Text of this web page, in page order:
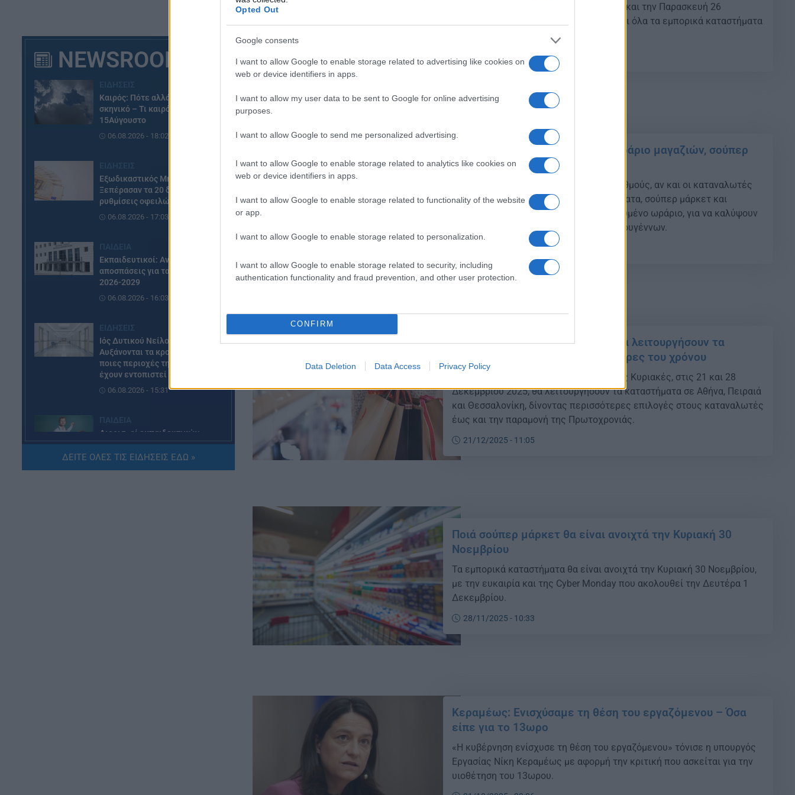
Opted Out
Google consents
I want to allow Google to enable storage related to advertising like cookies on
web or device identifiers in apps.
I want to allow my user data to be sent to Google for online advertising
purposes.
I want to allow Google to send me personalized advertising.
I want to allow Google to enable storage related to analytics like cookies on
web or device identifiers in apps.
I want to allow Google to enable storage related to functionality of the website
or app.
I want to allow Google to enable storage related to personalization.
I want to allow Google to enable storage related to security, including
authentication functionality and fraud prevention, and other user protection.
CONFIRM
Data Deletion Data Access Privacy Policy
NEWSROOM
Καιρός: Πότε αλλάζει το
σκηνικό – Τι καιρό θα κάνει τον
15Αύγουστο
06.08.2026 - 18:02
Εξωδικαστικός Μηχανισμός:
Ξεπέρασαν τα 20 δισ. ευρώ οι
ρυθμίσεις οφειλών
06.08.2026 - 17:03
Εκπαιδευτικοί: Ανακλήθηκαν
αποσπάσεις για τα σχολικά έτη
2026-2029
06.08.2026 - 16:03
Ιός Δυτικού Νείλου:
Αυξάνονται τα κρούσματα, σε
ποιες περιοχές της Αττικής
έχουν εντοπιστεί
06.08.2026 - 15:31
Διορισμοί εκπαιδευτικών
2026: Δείτε μέχρι ποια σειρά
ΑΣΕΠ έγιναν οι περσινοί
ΔΕΙΤΕ ΟΛΕΣ ΤΙΣ ΕΙΔΗΣΕΙΣ ΕΔΩ »
Κλειστά θα παραμείνουν την Πέμπτη 25 και την Παρασκευή 26
Δεκεμβρίου τα σούπερ μάρκετ, όπως και όλα τα εμπορικά καταστήματα
λόγω επίσημης αργίας.
25/12/2025 - 14:22
Παραμονή Χριστουγέννων: Το ωράριο μαγαζιών, σούπερ
μάρκετ και εμπορικών κέντρων
Η αγορά παραμένει σε εορταστικούς ρυθμούς, αν και οι καταναλωτές
φαίνονται πιο συγκρατημένοι. Καταστήματα, σούπερ μάρκετ και
εμπορικά κέντρα λειτουργούν με διευρυμένο ωράριο, για να καλύψουν
την αυξημένη κίνηση εν όψει των Χριστουγέννων.
24/12/2025 - 09:08
Εορταστικό ωράριο 2025: Πώς θα λειτουργήσουν τα
καταστήματα τις τελευταίες ημέρες του χρόνου
Με διευρυμένο ωράριο και δύο ανοιχτές Κυριακές, στις 21 και 28
Δεκεμβρίου 2025, θα λειτουργήσουν τα καταστήματα σε Αθήνα, Πειραιά
και Θεσσαλονίκη, δίνοντας περισσότερες επιλογές στους καταναλωτές
έως και την παραμονή της Πρωτοχρονιάς.
21/12/2025 - 11:05
Ποιά σούπερ μάρκετ θα είναι ανοιχτά την Κυριακή 30
Νοεμβρίου
Τα εμπορικά καταστήματα θα είναι ανοιχτά την Κυριακή 30 Νοεμβρίου,
με την ευκαιρία και της Cyber Monday που ακολουθεί την Δευτέρα 1
Δεκεμβρίου.
28/11/2025 - 10:33
Κεραμέως: Ενισχύσαμε τη θέση του εργαζόμενου – Όσα
είπε για το 13ωρο
«Η κυβέρνηση ενίσχυσε τη θέση του εργαζόμενου» τόνισε η υπουργός
Εργασίας Νίκη Κεραμέως με αφορμή την κριτική που ασκείται για την
υιοθέτηση του 13ωρου.